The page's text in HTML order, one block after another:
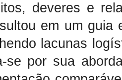
deveres e
em um guia
lacunas
se por sua